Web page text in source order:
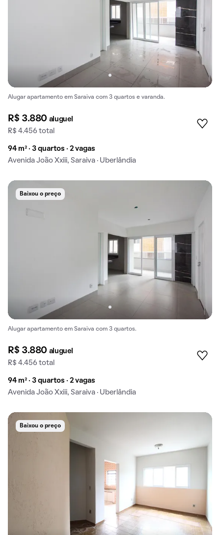
Alugar apartamento em Saraiva com 3 quartos e varanda.
R$ 3.880 aluguel
R$ 4.456 total
94 m² · 3 quartos · 2 vagas
Avenida João Xxiii, Saraiva · Uberlândia
Baixou o preço
Alugar apartamento em Saraiva com 3 quartos.
R$ 3.880 aluguel
R$ 4.456 total
94 m² · 3 quartos · 2 vagas
Avenida João Xxiii, Saraiva · Uberlândia
Baixou o preço